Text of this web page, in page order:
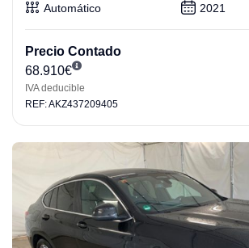
Automático
2021
Precio Contado
68.910€
IVA deducible
REF: AKZ437209405